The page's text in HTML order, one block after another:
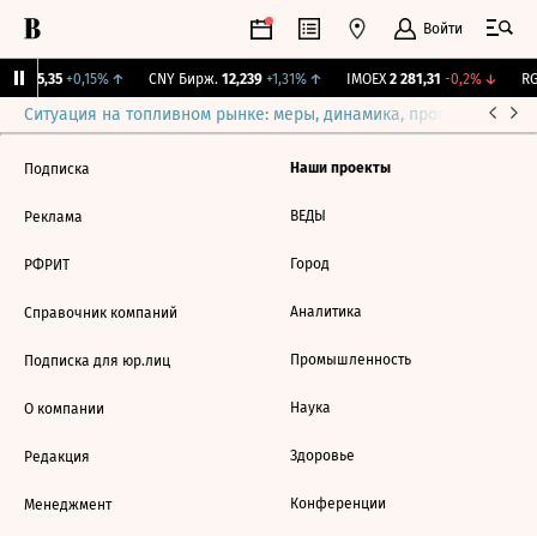
Войти
115,35 +0,15%↑ CNY Бирж. 12,239 +1,31%↑ IMOEX 2 281,31 -0,2%↓
Ситуация на топливном рынке: меры, динамика, прогнозы
Подписка
Реклама
РФРИТ
Справочник компаний
Подписка для юр.лиц
О компании
Редакция
Менеджмент
Наши проекты
ВЕДЫ
Город
Аналитика
Промышленность
Наука
Здоровье
Конференции